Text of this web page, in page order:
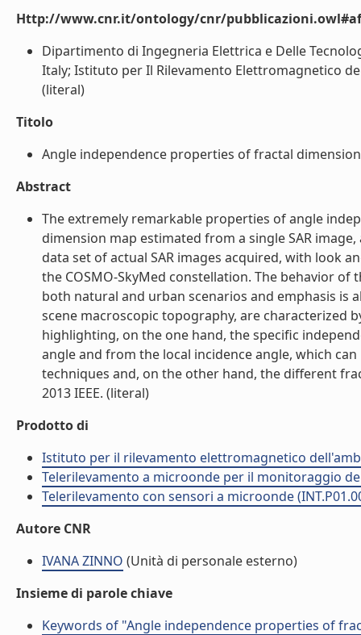
Http://www.cnr.it/ontology/cnr/
Dipartimento di Ingegneria Elettrica e Delle
Italy; Istituto per Il Rilevamento Elettromagnetico
(literal)
Titolo
Angle independence properties of fractal
Abstract
The extremely remarkable properties of angle
dimension map estimated from a single SAR
data set of actual SAR images acquired, with look
the COSMO-SkyMed constellation. The behavior
both natural and urban scenarios and emphasis is
scene macroscopic topography, are characterized
highlighting, on the one hand, the specific
angle and from the local incidence angle, which
techniques and, on the other hand, the different
2013 IEEE. (literal)
Prodotto di
Istituto per il rilevamento elettromagnetico
Telerilevamento a microonde per il monitoraggio
Telerilevamento con sensori a microonde
Autore CNR
IVANA ZINNO (Unità di personale esterno)
Insieme di parole chiave
Keywords of "Angle independence properties of